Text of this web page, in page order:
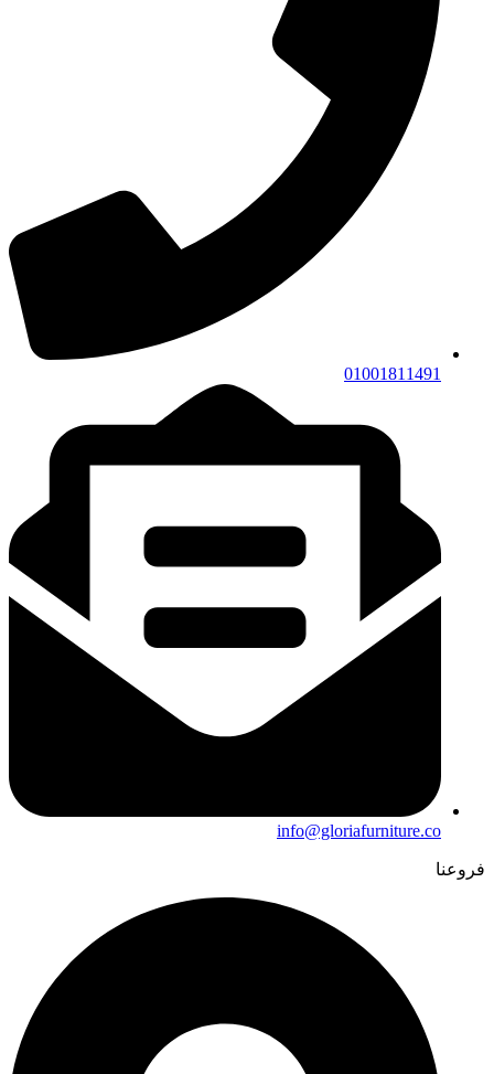
01001811491
info@gloriafurniture.co
فروعنا